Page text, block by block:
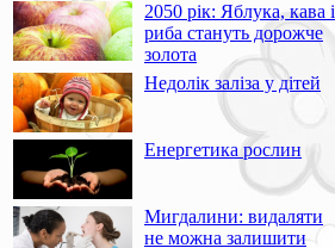
2050 рік: Яблука, кава і
риба стануть дорожче
золота
Недолік заліза у дітей
Енергетика рослин
Мигдалини: видаляти
не можна залишити